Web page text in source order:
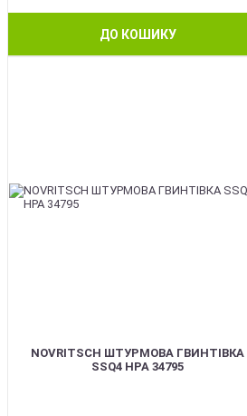
ДО КОШИКУ
NOVRITSCH ШТУРМОВА ГВИНТІВКА
SSQ4 HPA 34795